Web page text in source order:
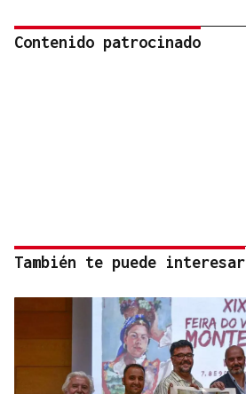
Contenido patrocinado
También te puede interesar